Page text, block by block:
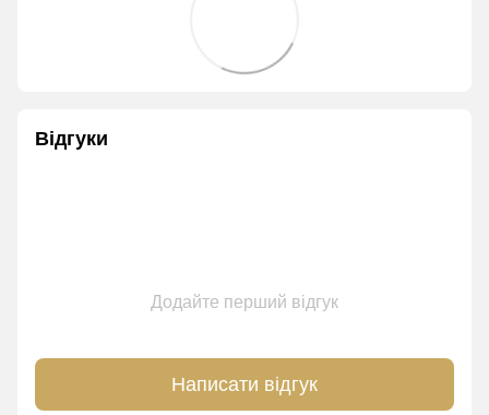
Відгуки
Додайте перший відгук
Написати відгук